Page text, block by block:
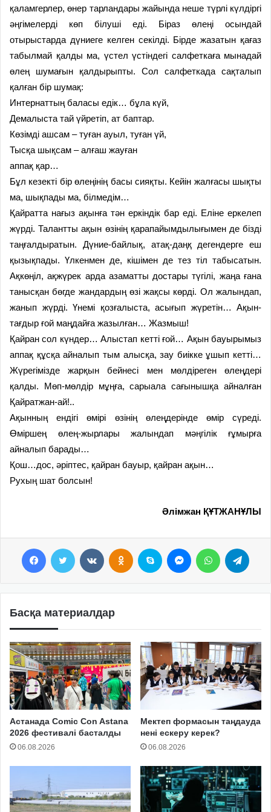
қаламгерлер, өнер тарландары жайында неше түрлі күлдіргі
әңгімелерді көп білуші еді. Біраз өлеңі осындай
отырыстарда дүниеге келген секілді. Бірде жазатын қағаз
табылмай қалды ма, үстел үстіндегі салфеткаға мынадай
өлең шумағын қалдырыпты. Сол салфеткада сақталып
қалған бір шумақ:
Интернаттың баласы едік… бұла күй,
Демалыста тай үйретіп, ат баптар.
Көзімді ашсам – туған ауыл, туған үй,
Тысқа шықсам – алғаш жауған
аппақ қар…
Бұл кезекті бір өлеңінің басы сияқты. Кейін жалғасы шықты
ма, шықпады ма, білмедім…
Қайратта нағыз ақынға тән еркіндік бар еді. Еліне еркелеп
жүрді. Талантты ақын өзінің қарапайымдылығымен де бізді
таңғалдыратын. Дүние-байлық, атақ-даңқ дегендерге еш
қызықпады. Үлкенмен де, кішімен де тез тіл табысатын.
Ақкөңіл, ақжүрек арда азаматты достары түгілі, жаңа ғана
танысқан бөгде жандардың өзі жақсы көрді. Ол жалындап,
жанып жүрді. Үнемі қозғалыста, асығып жүретін… Ақын-
тағдыр ғой маңдайға жазылған… Жазмыш!
Қайран сол күндер… Алыстап кетті ғой… Ақын бауырымыз
аппақ құсқа айналып тым алысқа, зау биікке ұшып кетті…
Жүрегімізде жарқын бейнесі мен мөлдіреген өлеңдері
қалды. Мөп-мөлдір мұңға, сарыала сағынышқа айналған
Қайратжан-ай!..
Ақынның ендігі өмірі өзінің өлеңдерінде өмір сүреді.
Өміршең өлең-жырлары жалындап мәңгілік ғұмырға
айналып барады…
Қош…дос, әріптес, қайран бауыр, қайран ақын…
Рухың шат болсын!
Әлімжан ҚҰТЖАНҰЛЫ
Басқа материалдар
Астанада Comic Con Astana
2026 фестивалі басталды
06.08.2026
Мектеп формасын таңдауда
нені ескеру керек?
06.08.2026